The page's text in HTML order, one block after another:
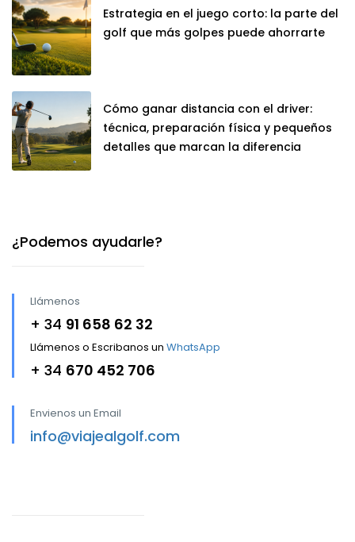
Estrategia en el juego corto: la parte del
golf que más golpes puede ahorrarte
Cómo ganar distancia con el driver:
técnica, preparación física y pequeños
detalles que marcan la diferencia
¿Podemos ayudarle?
Llámenos
+ 34 91 658 62 32
Llámenos o Escribanos un WhatsApp
+ 34 670 452 706
Envienos un Email
info@viajealgolf.com